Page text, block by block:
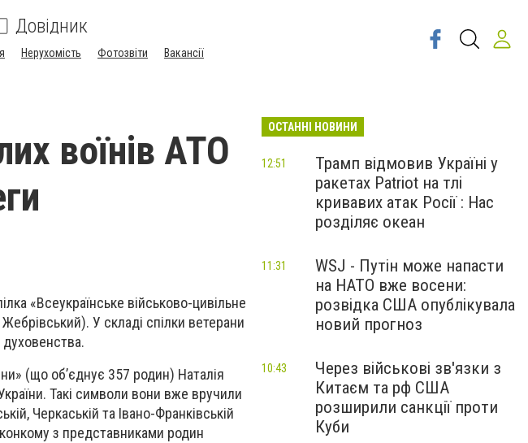
Довідник
Нерухомість Фотозвіти Вакансії
воїнів АТО
«Всеукраїнське військово-цивільне
У складі спілки ветерани
духовенства.
(що об’єднує 357 родин) Наталія
Такі символи вони вже вручили
Черкаській та Івано-Франківській
з представниками родин
ОСТАННІ НОВИНИ
Трамп відмовив Україні у
ракетах Patriot на тлі
кривавих атак Росії : Нас
розділяє океан
12:51
WSJ - Путін може напасти
на НАТО вже восени:
розвідка США опублікувала
новий прогноз
11:31
Через військові зв'язки з
Китаєм та рф США
розширили санкції проти
Куби
10:43